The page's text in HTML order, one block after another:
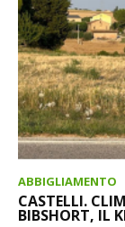
ABBIGLIAMENTO
CASTELLI.
BIBSHORT, IL